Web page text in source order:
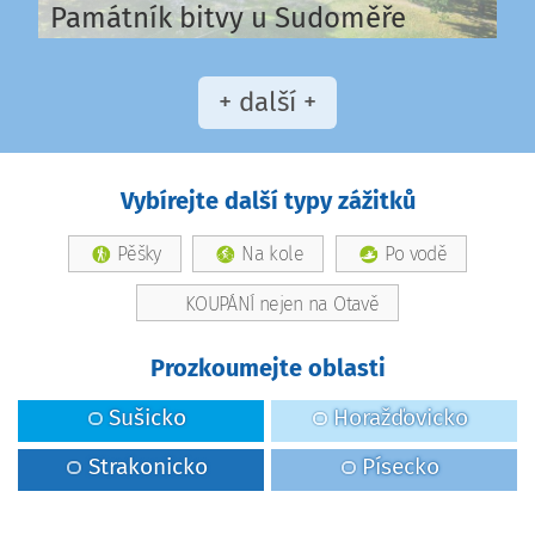
Památník bitvy u Sudoměře
+ další +
Vybírejte další typy zážitků
Pěšky Na kole Po vodě
KOUPÁNÍ nejen na Otavě
Prozkoumejte oblasti
Sušicko
Horažďovicko
Strakonicko
Písecko